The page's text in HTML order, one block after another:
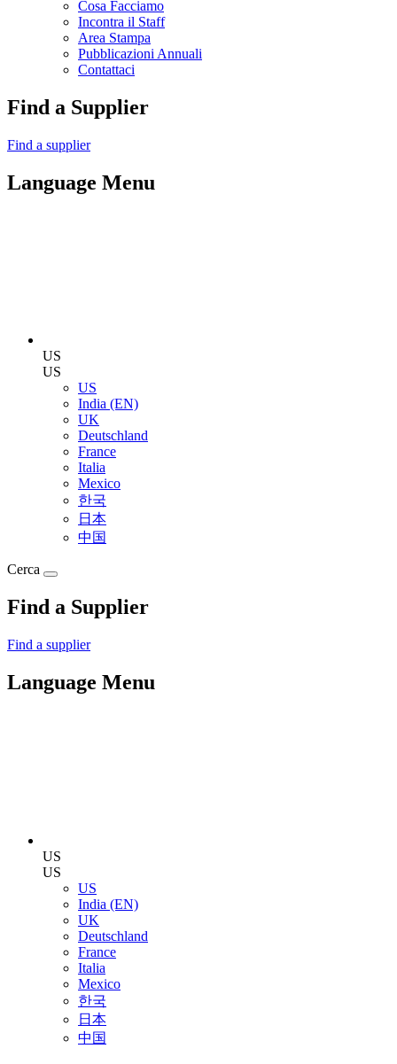
Cosa Facciamo
Incontra il Staff
Area Stampa
Pubblicazioni Annuali
Contattaci
Find a Supplier
Find a supplier
Language Menu
US
US
US
India (EN)
UK
Deutschland
France
Italia
Mexico
한국
日本
中国
Cerca
Find a Supplier
Find a supplier
Language Menu
US
US
US
India (EN)
UK
Deutschland
France
Italia
Mexico
한국
日本
中国